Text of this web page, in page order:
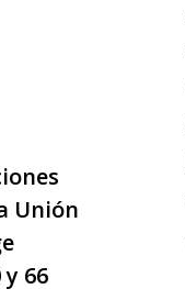
Unión
66